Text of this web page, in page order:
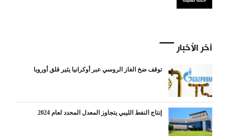
آخر الأخبار
توقف ضخ الغاز الروسي عبر أوكرانيا يثير قلق أوروبا
إنتاج النفط الليبي يتجاوز المعدل المحدد لعام 2024